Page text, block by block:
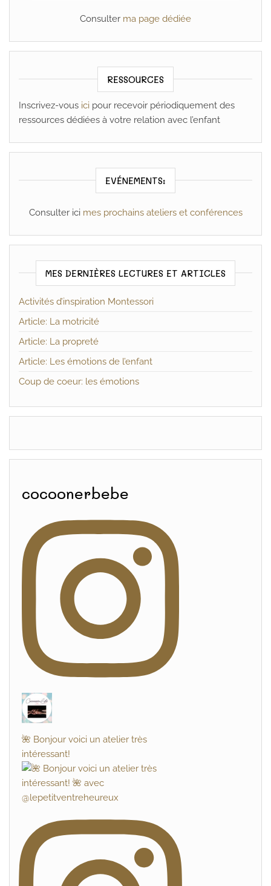
Consulter ma page dédiée
RESSOURCES
Inscrivez-vous ici pour recevoir périodiquement des
ressources dédiées à votre relation avec l’enfant
EVÉNEMENTS:
Consulter ici mes prochains ateliers et conférences
MES DERNIÈRES LECTURES ET ARTICLES
Activités d’inspiration Montessori
Article: La motricité
Article: La propreté
Article: Les émotions de l’enfant
Coup de coeur: les émotions
cocoonerbebe
🌺 Bonjour voici un atelier très
intéressant!